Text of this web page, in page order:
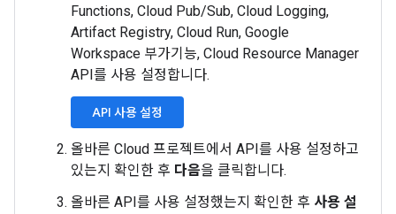
Functions, Cloud Pub/Sub, Cloud Logging,
Artifact Registry, Cloud Run, Google
Workspace 부가기능, Cloud Resource Manager
API를 사용 설정합니다.
API 사용 설정
올바른 Cloud 프로젝트에서 API를 사용 설정하고
있는지 확인한 후 다음을 클릭합니다.
올바른 API를 사용 설정했는지 확인한 후 사용 설